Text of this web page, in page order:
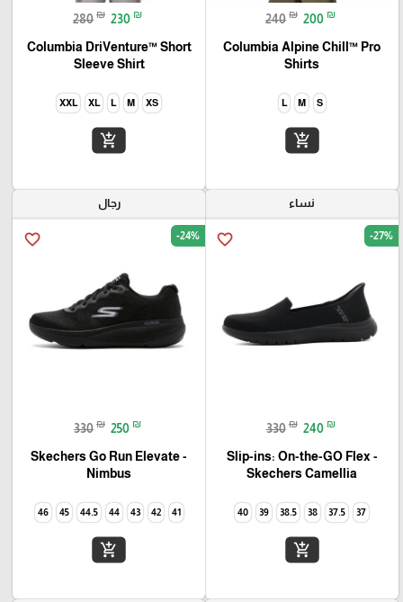
240 ₪ 200 ₪
Columbia Alpine Chill™ Pro
Shirts
S
M
L
add_shopping_cart
280 ₪ 230 ₪
Columbia DriVenture™ Short
Sleeve Shirt
XS
M
L
XL
XXL
add_shopping_cart
نساء
favorite_border -27%
330 ₪ 240 ₪
Slip-ins: On-the-GO Flex -
Camellia‏ Skechers
37
37.5
38
38.5
39
40
add_shopping_cart
رجال
favorite_border -24%
330 ₪ 250 ₪
Skechers Go Run Elevate -
Nimbus
41
42
43
44
44.5
45
46
add_shopping_cart